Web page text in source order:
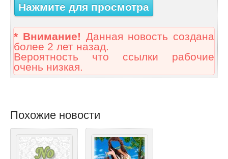
Нажмите для просмотра
* Внимание! Данная новость создана
более 2 лет назад.
Вероятность что ссылки рабочие
очень низкая.
Похожие новости